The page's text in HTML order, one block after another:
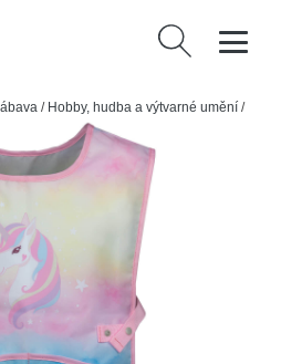
Vyhledávání
/ Hobby, hudba a výtvarné umění /
Unicorn